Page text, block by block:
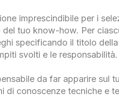
imprescindibile per i
tuo know-how. Per
specificando il titolo
svolti e le responsabilità.
da far apparire sul
di conoscenze tecniche e